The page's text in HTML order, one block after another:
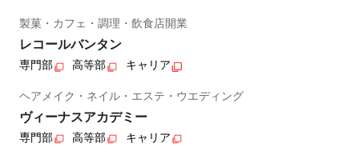
製菓・カフェ・調理・飲食店開業
レコールバンタン
専門部 高等部 キャリア
ヘアメイク・ネイル・エステ・ウエディング
ヴィーナスアカデミー
専門部 高等部 キャリア